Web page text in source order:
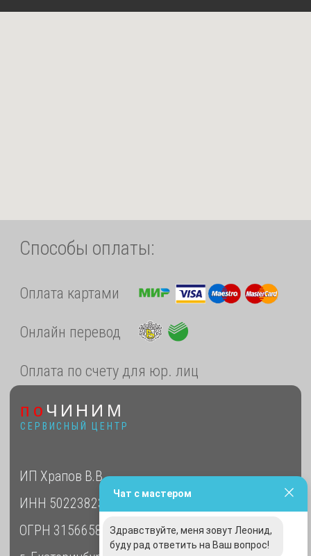
Чат с мастером
Здравствуйте, меня зовут Леонид,
буду рад ответить на Ваш вопрос!